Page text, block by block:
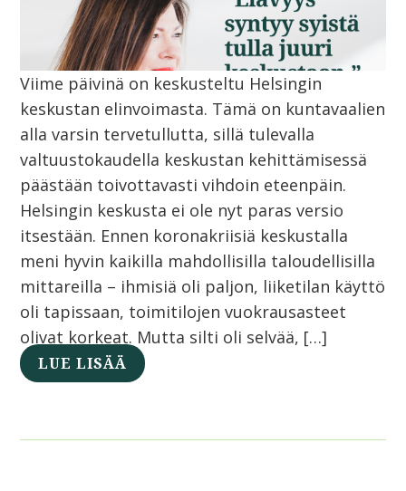
Viime päivinä on keskusteltu Helsingin
keskustan elinvoimasta. Tämä on kuntavaalien
alla varsin tervetullutta, sillä tulevalla
valtuustokaudella keskustan kehittämisessä
päästään toivottavasti vihdoin eteenpäin.
Helsingin keskusta ei ole nyt paras versio
itsestään. Ennen koronakriisiä keskustalla
meni hyvin kaikilla mahdollisilla taloudellisilla
mittareilla – ihmisiä oli paljon, liiketilan käyttö
oli tapissaan, toimitilojen vuokrausasteet
olivat korkeat. Mutta silti oli selvää, […]
LUE LISÄÄ